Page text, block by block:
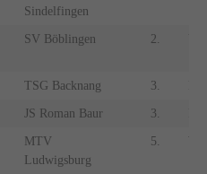
Sindelfingen
SV Böblingen 2.
TSG Backnang 3.
JS Roman Baur 3.
MTV
Ludwigsburg
5.